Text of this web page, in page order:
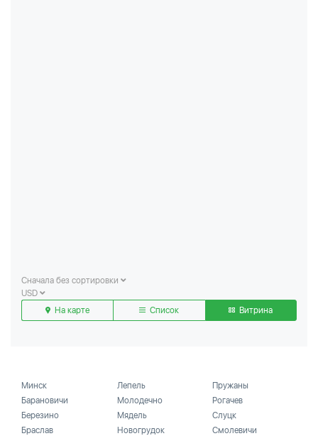
Сначала без сортировки
USD
На карте
Список Витрина
Минск
Барановичи
Березино
Браслав
Лепель
Молодечно
Мядель
Новогрудок
Пружаны
Рогачев
Слуцк
Смолевичи